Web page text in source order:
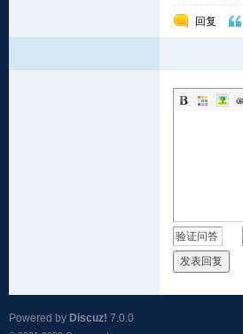
回复
发表回复
Powered by Discuz! 7.0.0